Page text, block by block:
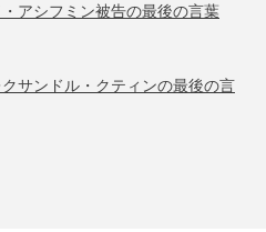
アシフミン被告の最後の言葉
サンドル・クティンの最後の言